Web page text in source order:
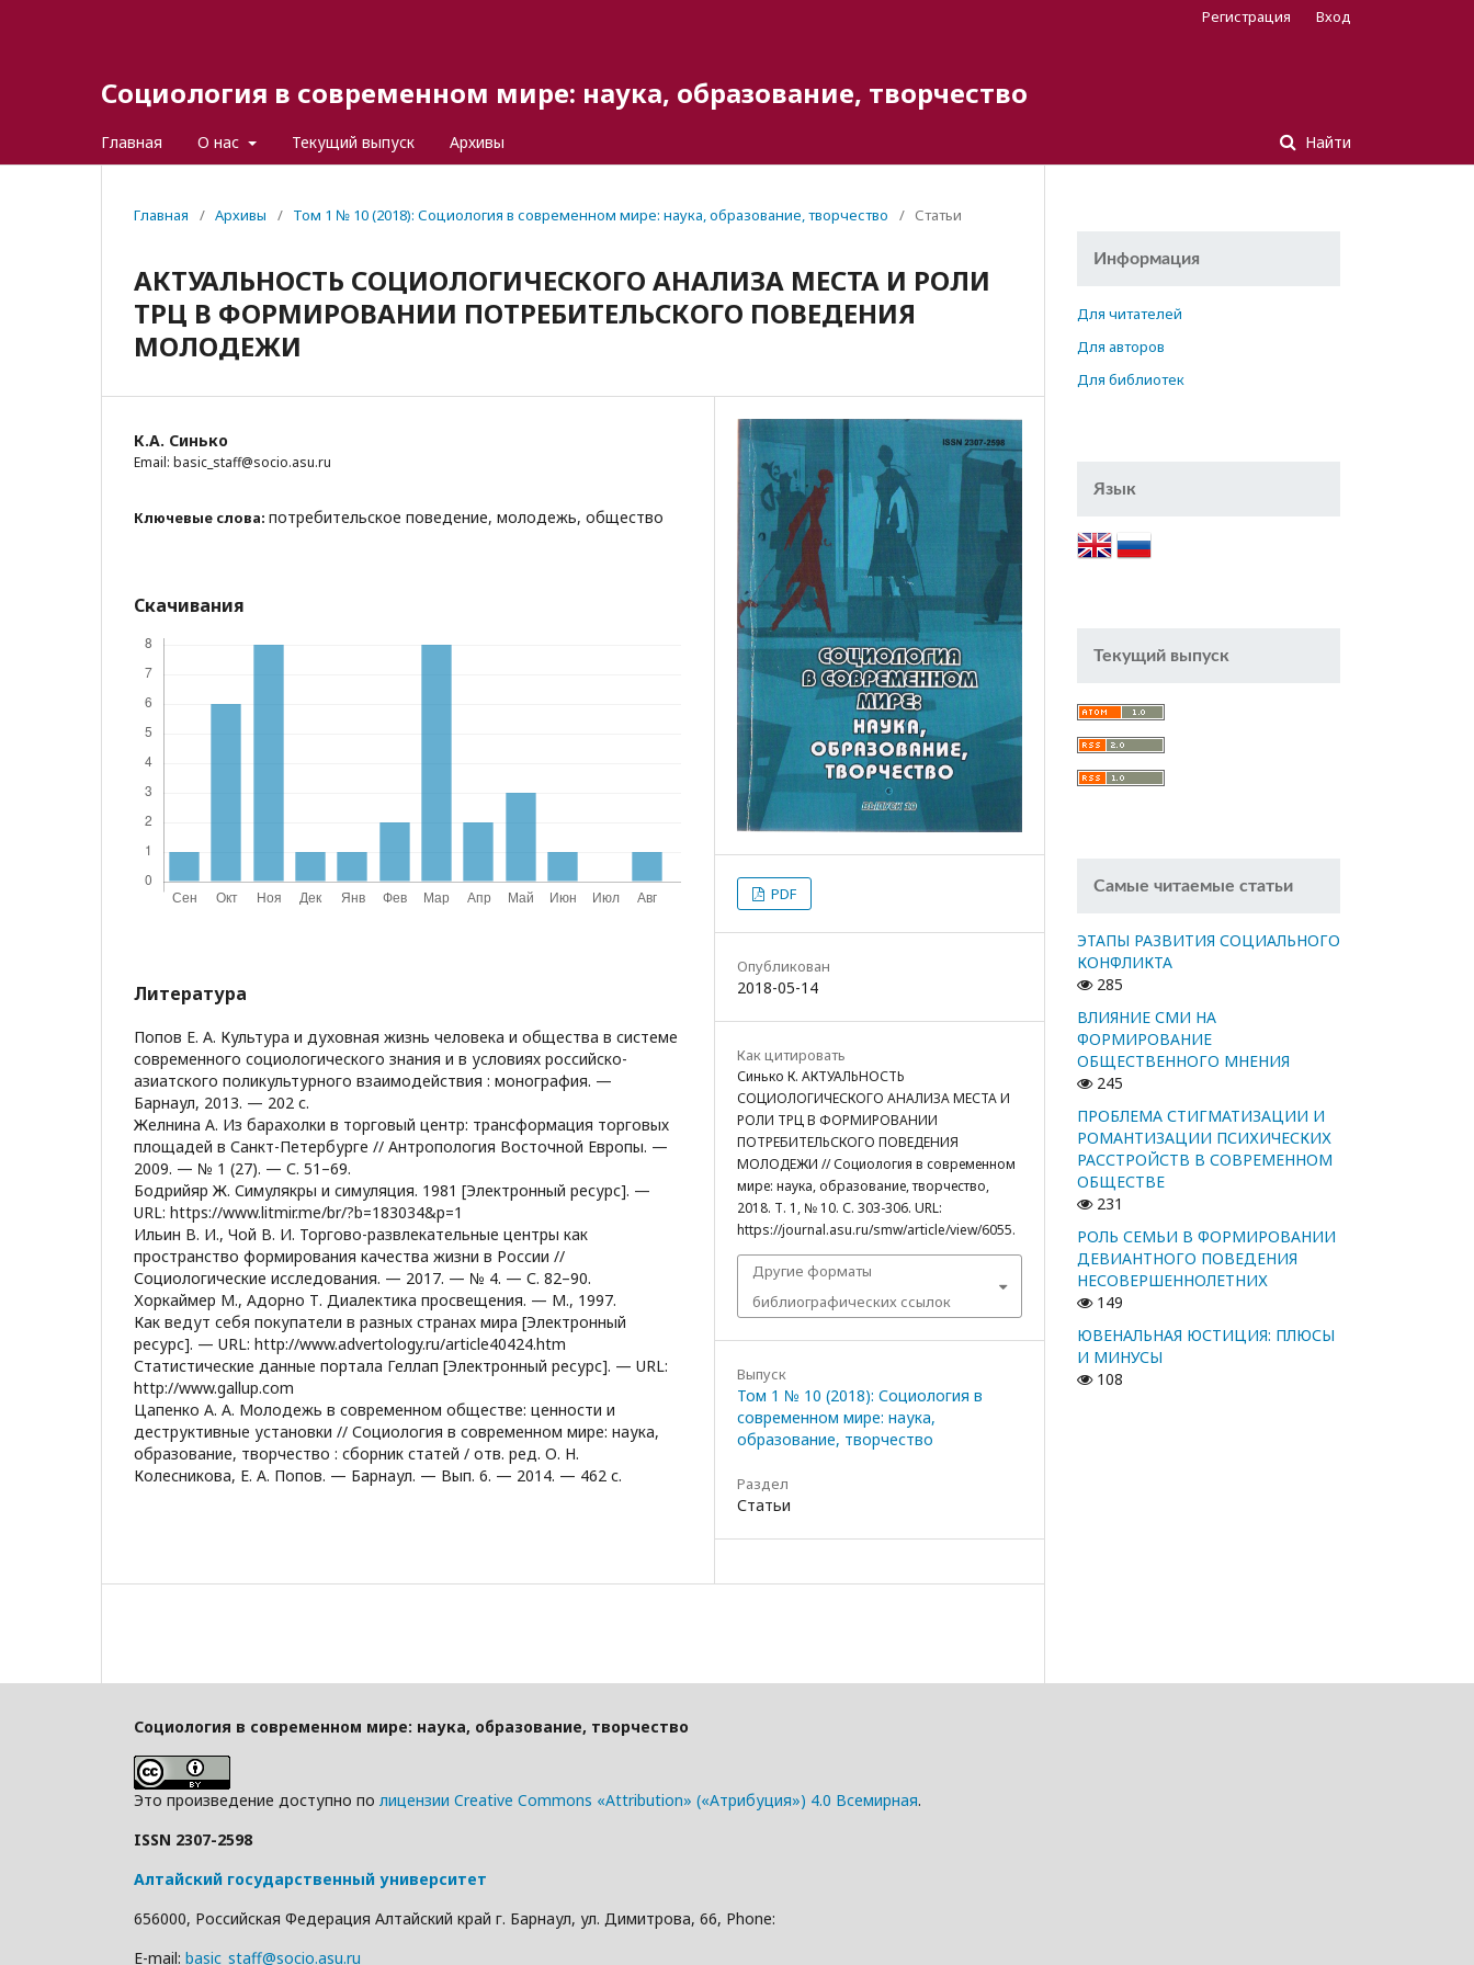
Социология в современном мире: наука, образование, творчество
Главная О нас Текущий выпуск Архивы Найти
Регистрация Вход
Главная / Архивы / Том 1 № 10 (2018): Социология в современном мире: наука, образование, творчество / Статьи
АКТУАЛЬНОСТЬ СОЦИОЛОГИЧЕСКОГО АНАЛИЗА МЕСТА И РОЛИ
ТРЦ В ФОРМИРОВАНИИ ПОТРЕБИТЕЛЬСКОГО ПОВЕДЕНИЯ
МОЛОДЕЖИ
К.А. Синько
Email: basic_staff@socio.asu.ru
Ключевые слова: потребительское поведение, молодежь, общество
Скачивания
Литература
Попов Е. А. Культура и духовная жизнь человека и общества в системе
современного социологического знания и в условиях российско-
азиатского поликультурного взаимодействия : монография. —
Барнаул, 2013. — 202 с.
Желнина А. Из барахолки в торговый центр: трансформация торговых
площадей в Санкт-Петербурге // Антропология Восточной Европы. —
2009. — № 1 (27). — С. 51–69.
Бодрийяр Ж. Симулякры и симуляция. 1981 [Электронный ресурс]. —
URL: https://www.litmir.me/br/?b=183034&p=1
Ильин В. И., Чой В. И. Торгово-развлекательные центры как
пространство формирования качества жизни в России //
Социологические исследования. — 2017. — № 4. — С. 82–90.
Хоркаймер М., Адорно Т. Диалектика просвещения. — М., 1997.
Как ведут себя покупатели в разных странах мира [Электронный
ресурс]. — URL: http://www.advertology.ru/article40424.htm
Статистические данные портала Геллап [Электронный ресурс]. — URL:
http://www.gallup.com
Цапенко А. А. Молодежь в современном обществе: ценности и
деструктивные установки // Социология в современном мире: наука,
образование, творчество : сборник статей / отв. ред. О. Н.
Колесникова, Е. А. Попов. — Барнаул. — Вып. 6. — 2014. — 462 с.
PDF
Опубликован
2018-05-14
Как цитировать
Синько К. АКТУАЛЬНОСТЬ
СОЦИОЛОГИЧЕСКОГО АНАЛИЗА МЕСТА И
РОЛИ ТРЦ В ФОРМИРОВАНИИ
ПОТРЕБИТЕЛЬСКОГО ПОВЕДЕНИЯ
МОЛОДЕЖИ // Социология в современном
мире: наука, образование, творчество,
2018. Т. 1, № 10. С. 303-306. URL:
https://journal.asu.ru/smw/article/view/6055.
Другие форматы
библиографических ссылок
Выпуск
Том 1 № 10 (2018): Социология в
современном мире: наука,
образование, творчество
Раздел
Статьи
Информация
Для читателей
Для авторов
Для библиотек
Язык
Текущий выпуск
Самые читаемые статьи
ЭТАПЫ РАЗВИТИЯ СОЦИАЛЬНОГО
КОНФЛИКТА
285
ВЛИЯНИЕ СМИ НА
ФОРМИРОВАНИЕ
ОБЩЕСТВЕННОГО МНЕНИЯ
245
ПРОБЛЕМА СТИГМАТИЗАЦИИ И
РОМАНТИЗАЦИИ ПСИХИЧЕСКИХ
РАССТРОЙСТВ В СОВРЕМЕННОМ
ОБЩЕСТВЕ
231
РОЛЬ СЕМЬИ В ФОРМИРОВАНИИ
ДЕВИАНТНОГО ПОВЕДЕНИЯ
НЕСОВЕРШЕННОЛЕТНИХ
149
ЮВЕНАЛЬНАЯ ЮСТИЦИЯ: ПЛЮСЫ
И МИНУСЫ
108
Социология в современном мире: наука, образование, творчество
Это произведение доступно по лицензии Creative Commons «Attribution» («Атрибуция») 4.0 Всемирная.
ISSN 2307-2598
Алтайский государственный университет
656000, Российская Федерация Алтайский край г. Барнаул, ул. Димитрова, 66, Phone:
E-mail: basic_staff@socio.asu.ru